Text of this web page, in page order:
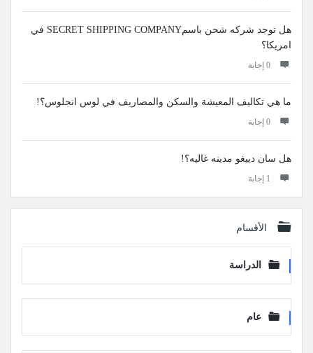
هل توجد شركه شحن باسمSECRET SHIPPING COMPANY في
امريكا؟
‫0 إجابة
ما هي تكاليف المعيشة والسكن والمصاريف في لوس انجلوس؟!
‫0 إجابة
هل سان دييغو مدينه غاليه؟!
‫1 إجابة
الأقسام
الدراسة
عام